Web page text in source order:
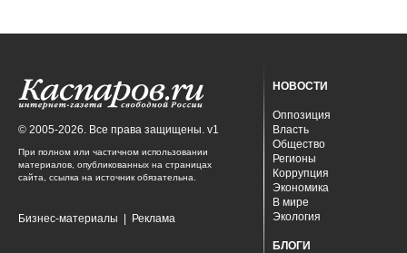
© 2005-2026. Все права защищены. v1
При полном или частичном использовании
материалов, опубликованных на страницах
сайта, ссылка на источник обязательна.
Бизнес-материалы Реклама
НОВОСТИ
Оппозиция
Власть
Общество
Регионы
Коррупция
Экономика
В мире
Экология
БЛОГИ